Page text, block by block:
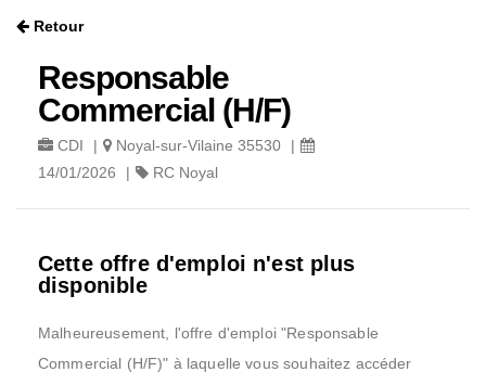
Retour
Responsable
Commercial (H/F)
CDI | Noyal-sur-Vilaine 35530
|
14/01/2026
| RC Noyal
Cette offre d'emploi n'est plus
disponible
Malheureusement, l'offre d'emploi "Responsable
Commercial (H/F)" à laquelle vous souhaitez accéder